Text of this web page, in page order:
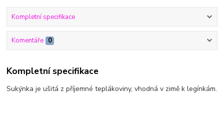
Kompletní specifikace
Komentáře 0
Kompletní specifikace
Sukýnka je ušitá z příjemné teplákoviny, vhodná v zimě k legínkám.